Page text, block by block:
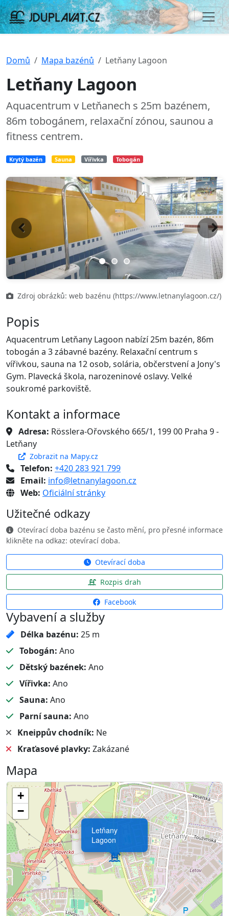
Domů Mapa bazénů Letňany Lagoon
Letňany Lagoon
Aquacentrum v Letňanech s 25m bazénem,
86m tobogánem, relaxační zónou, saunou a
fitness centrem.
Krytý bazén Sauna Vířivka Tobogán
Previous Next
Zdroj obrázků: web bazénu (https://www.letnanylagoon.cz/)
Popis
Aquacentrum Letňany Lagoon nabízí 25m bazén, 86m
tobogán a 3 zábavné bazény. Relaxační centrum s
vířivkou, sauna na 12 osob, solária, občerstvení a Jony's
Gym. Plavecká škola, narozeninové oslavy. Velké
soukromé parkoviště.
Kontakt a informace
Adresa: Rösslera-Ořovského 665/1, 199 00 Praha 9 -
Letňany
Zobrazit na Mapy.cz
Telefon: +420 283 921 799
Email: info@letnanylagoon.cz
Web: Oficiální stránky
Užitečné odkazy
Otevírací doba bazénu se často mění, pro přesné informace
klikněte na odkaz: otevírací doba.
Otevírací doba
Rozpis drah
Facebook
Vybavení a služby
Délka bazénu: 25 m
Tobogán: Ano
Dětský bazének: Ano
Vířivka: Ano
Sauna: Ano
Parní sauna: Ano
Kneippův chodník: Ne
Kraťasové plavky: Zakázané
Mapa
Letňany
Lagoon
+
−